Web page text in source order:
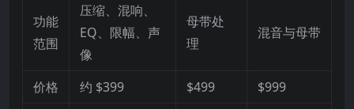
功能
范围
压缩、混响、
EQ、限幅、声
像
母带处
理
混音与母带
价格 约 $399 $499
$999